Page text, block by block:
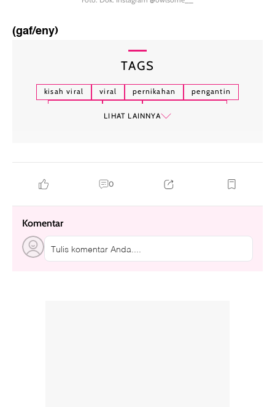
(gaf/eny)
TAGS
kisah viral viral pernikahan
pengantin
LIHAT LAINNYA
0
Komentar
Tulis komentar Anda....